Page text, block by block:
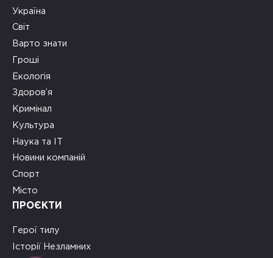
Україна
Світ
Варто знати
Гроші
Екологія
Здоров’я
Кримінал
Культура
Наука та ІТ
Новини компаній
Спорт
Місто
ПРОЄКТИ
Герої тилу
Історії Незламних